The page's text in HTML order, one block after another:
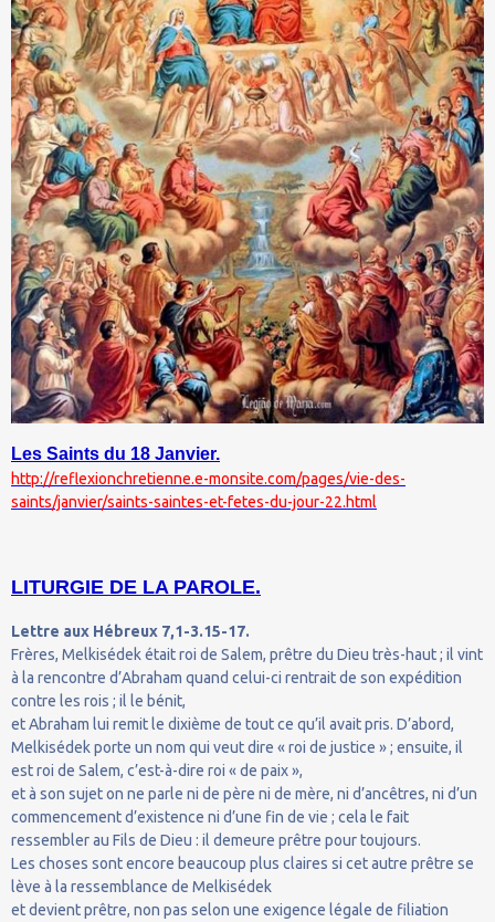
Les Saints du 18 Janvier.
http://reflexionchretienne.e-monsite.com/pages/vie-des-
saints/janvier/saints-saintes-et-fetes-du-jour-22.html
LITURGIE DE LA PAROLE.
Lettre aux Hébreux 7,1-3.15-17.
Frères, Melkisédek était roi de Salem, prêtre du Dieu très-haut ; il vint
à la rencontre d’Abraham quand celui-ci rentrait de son expédition
contre les rois ; il le bénit,
et Abraham lui remit le dixième de tout ce qu’il avait pris. D’abord,
Melkisédek porte un nom qui veut dire « roi de justice » ; ensuite, il
est roi de Salem, c’est-à-dire roi « de paix »,
et à son sujet on ne parle ni de père ni de mère, ni d’ancêtres, ni d’un
commencement d’existence ni d’une fin de vie ; cela le fait
ressembler au Fils de Dieu : il demeure prêtre pour toujours.
Les choses sont encore beaucoup plus claires si cet autre prêtre se
lève à la ressemblance de Melkisédek
et devient prêtre, non pas selon une exigence légale de filiation